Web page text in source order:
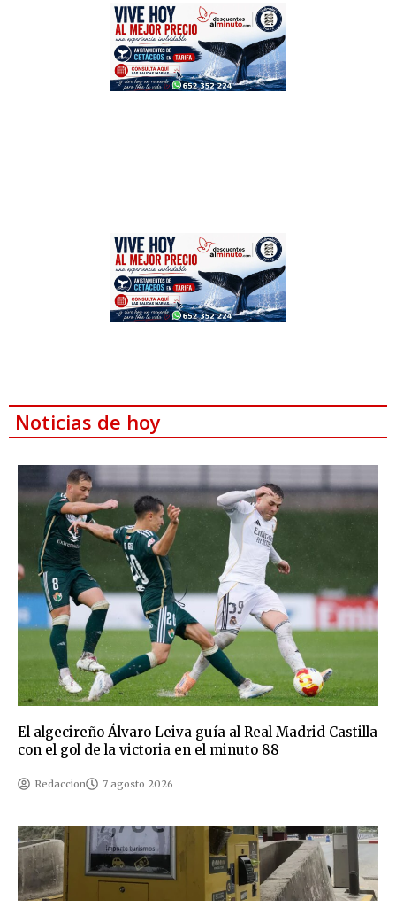
Noticias de hoy
El algecireño Álvaro Leiva guía al Real Madrid Castilla
con el gol de la victoria en el minuto 88
Redaccion 7 agosto 2026